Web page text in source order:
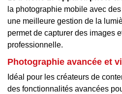
la photographie mobile avec
une meilleure gestion de la
permet de capturer des images
professionnelle.
Photographie avancée et
Idéal pour les créateurs de
des fonctionnalités avancées